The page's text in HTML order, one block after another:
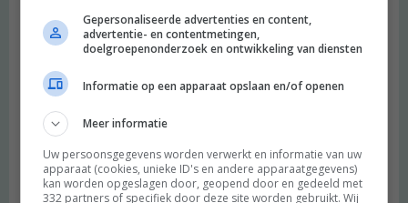
Gepersonaliseerde advertenties en content,
advertentie- en contentmetingen,
doelgroepenonderzoek en ontwikkeling van diensten
Informatie op een apparaat opslaan en/of openen
Meer informatie
Uw persoonsgegevens worden verwerkt en informatie van uw
apparaat (cookies, unieke ID's en andere apparaatgegevens)
kan worden opgeslagen door, geopend door en gedeeld met
332 partners of specifiek door deze site worden gebruikt. Wij